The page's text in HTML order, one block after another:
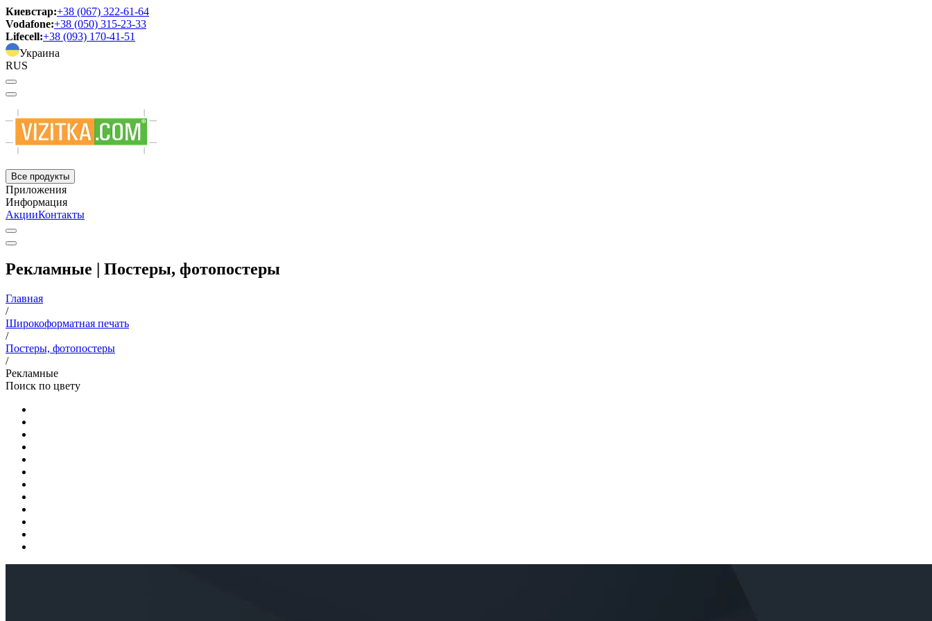
Киевстар:+38 (067) 322-61-64
Vodafone:+38 (050) 315-23-33
Lifecell:+38 (093) 170-41-51
Украина
RUS
Все продукты
Приложения
Информация
АкцииКонтакты
Рекламные | Постеры, фотопостеры
Главная
/
Широкоформатная печать
/
Постеры, фотопостеры
/
Рекламные
Поиск по цвету